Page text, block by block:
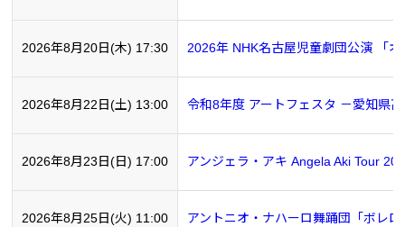
2026年8月20日(木) 17:30 2026年 NHK名古屋児童劇団公演 「
2026年8月22日(土) 13:00 令和8年度 アートフェスタ －愛知県
2026年8月23日(日) 17:00 アンジェラ・アキ Angela Aki Tour
2026年8月25日(火) 11:00 アントニオ・ナハーロ舞踊団「ボレ